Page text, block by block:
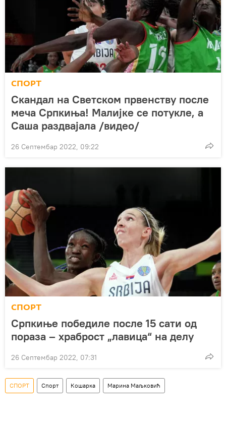
СПОРТ
Скандал на Светском првенству после
меча Српкиња! Малијке се потукле, а
Саша раздвајала /видео/
26 Септембар 2022, 09:22
СПОРТ
Српкиње победиле после 15 сати од
пораза – храброст „лавица“ на делу
26 Септембар 2022, 07:31
СПОРТ Спорт Кошарка Марина Маљковић